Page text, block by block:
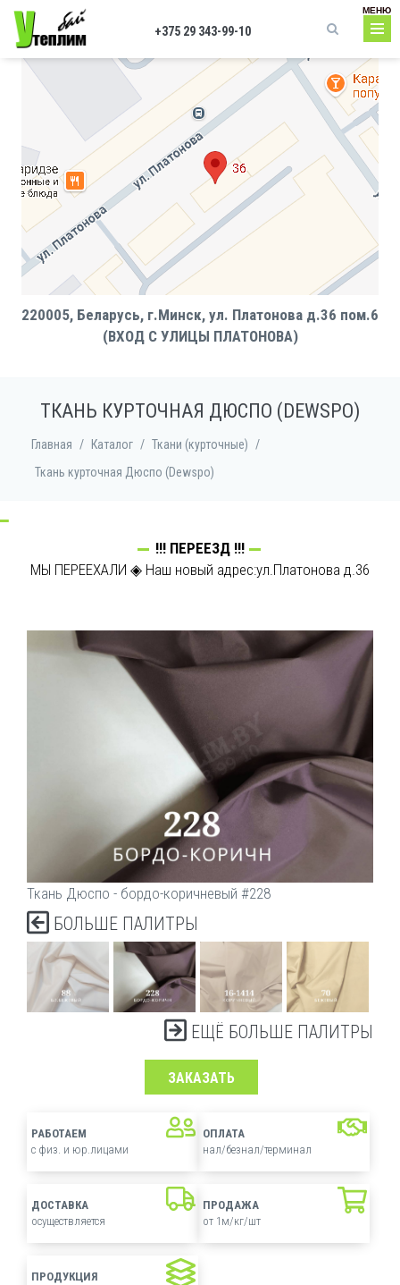
Перейти к основному содержанию
220005, Беларусь, г.Минск, ул. Платонова д.36 пом.6
(ВХОД С УЛИЦЫ ПЛАТОНОВА)
МЕНЮ
Форма поиска
+375 29 343-99-10
ТКАНЬ КУРТОЧНАЯ ДЮСПО (DEWSPO)
Главная / Каталог / Ткани (курточные)
/
Ткань курточная Дюспо (Dewspo)
!!! ПЕРЕЕЗД !!!
МЫ ПЕРЕЕХАЛИ ◈ Наш новый адрес:ул.Платонова д.36
Ткань Дюспо - бордо-коричневый #228
БОЛЬШЕ ПАЛИТРЫ
ЕЩЁ БОЛЬШЕ ПАЛИТРЫ
ЗАКАЗАТЬ
РАБОТАЕМ
с физ. и юр.лицами
ОПЛАТА
нал/безнал/терминал
ДОСТАВКА
осуществляется
ПРОДАЖА
от 1м/кг/шт
ПРОДУКЦИЯ